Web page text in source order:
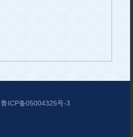
鲁ICP备05004325号-3